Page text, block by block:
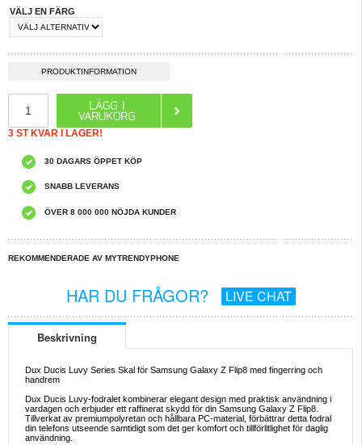
VÄLJ EN FÄRG
PRODUKTINFORMATION
3 ST KVAR I LAGER!
30 DAGARS ÖPPET KÖP
SNABB LEVERANS
ÖVER 8 000 000 NÖJDA KUNDER
REKOMMENDERADE AV MYTRENDYPHONE
HAR DU FRÅGOR? LIVE CHAT
Beskrivning
Dux Ducis Luvy Series Skal för Samsung Galaxy Z Flip8 med fingerring och
handrem
Dux Ducis Luvy-fodralet kombinerar elegant design med praktisk användning i
vardagen och erbjuder ett raffinerat skydd för din Samsung Galaxy Z Flip8.
Tillverkat av premiumpolyretan och hållbara PC-material, förbättrar detta fodral
din telefons utseende samtidigt som det ger komfort och tillförlitlighet för daglig
användning.